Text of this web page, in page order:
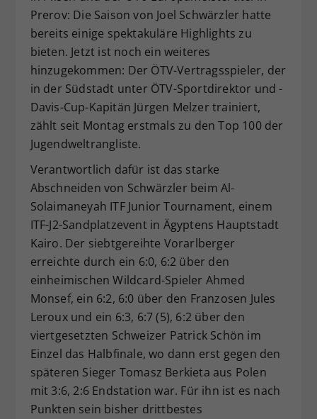
Prerov: Die Saison von Joel Schwärzler hatte
bereits einige spektakuläre Highlights zu
bieten. Jetzt ist noch ein weiteres
hinzugekommen: Der ÖTV-Vertragsspieler, der
in der Südstadt unter ÖTV-Sportdirektor und -
Davis-Cup-Kapitän Jürgen Melzer trainiert,
zählt seit Montag erstmals zu den Top 100 der
Jugendweltrangliste.
Verantwortlich dafür ist das starke
Abschneiden von Schwärzler beim Al-
Solaimaneyah ITF Junior Tournament, einem
ITF-J2-Sandplatzevent in Ägyptens Hauptstadt
Kairo. Der siebtgereihte Vorarlberger
erreichte durch ein 6:0, 6:2 über den
einheimischen Wildcard-Spieler Ahmed
Monsef, ein 6:2, 6:0 über den Franzosen Jules
Leroux und ein 6:3, 6:7 (5), 6:2 über den
viertgesetzten Schweizer Patrick Schön im
Einzel das Halbfinale, wo dann erst gegen den
späteren Sieger Tomasz Berkieta aus Polen
mit 3:6, 2:6 Endstation war. Für ihn ist es nach
Punkten sein bisher drittbestes
Zweck
Dieser Wert speichert Ihre Consent-
Einstellungen. Unter anderem eine
zufällig generierte ID, für die
historische Speicherung Ihrer
vorgenommen Einstellungen, falls der
Webseiten-Betreiber dies eingestellt
hat.